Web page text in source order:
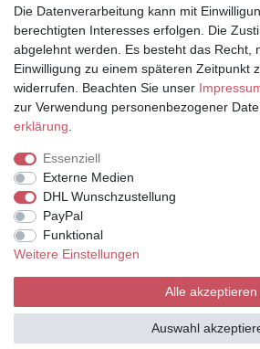
*
© Copyright 2026 | Alle Rechte
Die Datenverarbeitung kann mit
berechtigten Interesses erfolgen. Die
abgelehnt werden. Es besteht das Recht,
Einwilligung zu einem späteren Zeitpunkt
widerrufen. Beachten Sie unser
zur Verwendung personenbezogener
erklärung
Essenziell
Externe Medien
DHL Wunschzustellung
PayPal
Funktional
Weitere Einstellungen
Alle akzeptieren
Auswahl